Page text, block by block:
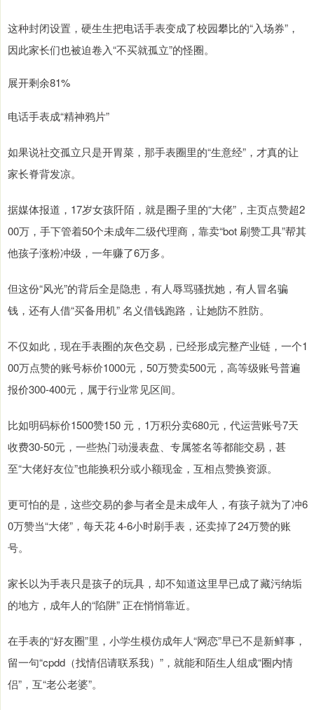
这种封闭设置，硬生生把电话手表变成了校园攀比的“入场券”，
因此家长们也被迫卷入“不买就孤立”的怪圈。
展开剩余81%
电话手表成“精神鸦片”
如果说社交孤立只是开胃菜，那手表圈里的“生意经”，才真的让
家长脊背发凉。
据媒体报道，17岁女孩阡陌，就是圈子里的“大佬”，主页点赞超2
00万，手下管着50个未成年二级代理商，靠卖“bot 刷赞工具”帮其
他孩子涨粉冲级，一年赚了6万多。
但这份“风光”的背后全是隐患，有人辱骂骚扰她，有人冒名骗
钱，还有人借“买备用机” 名义借钱跑路，让她防不胜防。
不仅如此，现在手表圈的灰色交易，已经形成完整产业链，一个1
00万点赞的账号标价1000元，50万赞卖500元，高等级账号普遍
报价300-400元，属于行业常见区间。
比如明码标价1500赞150 元，1万积分卖680元，代运营账号7天
收费30-50元，一些热门动漫表盘、专属签名等都能交易，甚
至“大佬好友位”也能换积分或小额现金，互相点赞换资源。
更可怕的是，这些交易的参与者全是未成年人，有孩子就为了冲6
0万赞当“大佬”，每天花 4-6小时刷手表，还卖掉了24万赞的账
号。
家长以为手表只是孩子的玩具，却不知道这里早已成了藏污纳垢
的地方，成年人的“陷阱” 正在悄悄靠近。
在手表的“好友圈”里，小学生模仿成年人“网恋”早已不是新鲜事，
留一句“cpdd（找情侣请联系我）”，就能和陌生人组成“圈内情
侣”，互“老公老婆”。